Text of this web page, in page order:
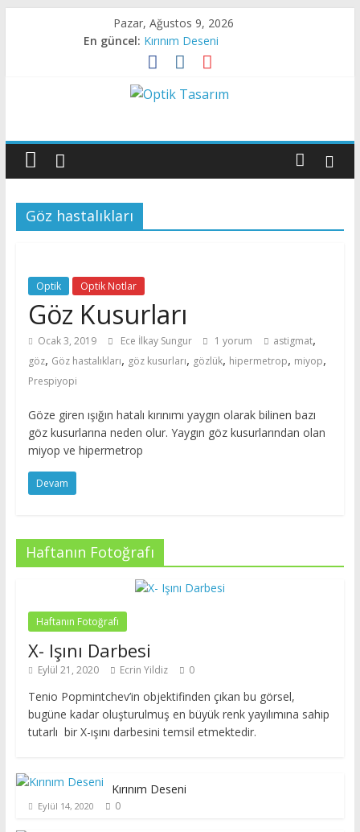
Pazar, Ağustos 9, 2026
En güncel: Kırınım Deseni
X- Işını Darbesi
Canlı Dokudan Geçen Işık
Tasarım
Optik
Tasarıma
Şey
Göz hastalıkları
Optik Optik Notlar
Göz Kusurları
Ocak 3, 2019 Ece İlkay Sungur 1 yorum astigmat,
göz, Göz hastalıkları, göz kusurları, gözlük, hipermetrop, miyop,
Prespiyopi
Göze giren ışığın hatalı kırınımı yaygın olarak bilinen bazı
göz kusurlarına neden olur. Yaygın göz kusurlarından olan
miyop ve hipermetrop
Devam
Haftanın Fotoğrafı
Haftanın Fotoğrafı
X- Işını Darbesi
Eylül 21, 2020 Ecrin Yildiz 0
Tenio Popmintchev’in objektifinden çıkan bu görsel,
bugüne kadar oluşturulmuş en büyük renk yayılımına sahip
tutarlı bir X-ışını darbesini temsil etmektedir.
Kırınım Deseni
Eylül 14, 2020 0